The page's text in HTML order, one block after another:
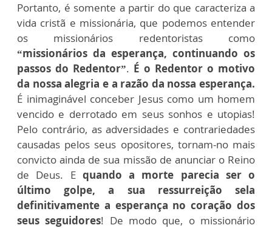
Portanto, é somente a partir do que caracteriza a
vida cristã e missionária, que podemos entender
os missionários redentoristas como
“missionários da esperança, continuando os
passos do Redentor”. É o Redentor o motivo
da nossa alegria e a razão da nossa esperança.
É inimaginável conceber Jesus como um homem
vencido e derrotado em seus sonhos e utopias!
Pelo contrário, as adversidades e contrariedades
causadas pelos seus opositores, tornam-no mais
convicto ainda de sua missão de anunciar o Reino
de Deus. E quando a morte parecia ser o
último golpe, a sua ressurreição sela
definitivamente a esperança no coração dos
seus seguidores! De modo que, o missionário